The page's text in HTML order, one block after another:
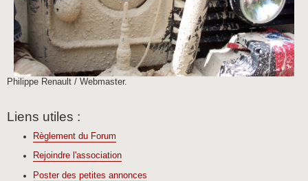
Philippe Renault / Webmaster.
Liens utiles :
Règlement du Forum
Rejoindre l'association
Poster des petites annonces